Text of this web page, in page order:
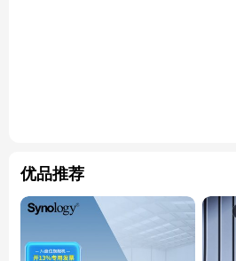
优品推荐